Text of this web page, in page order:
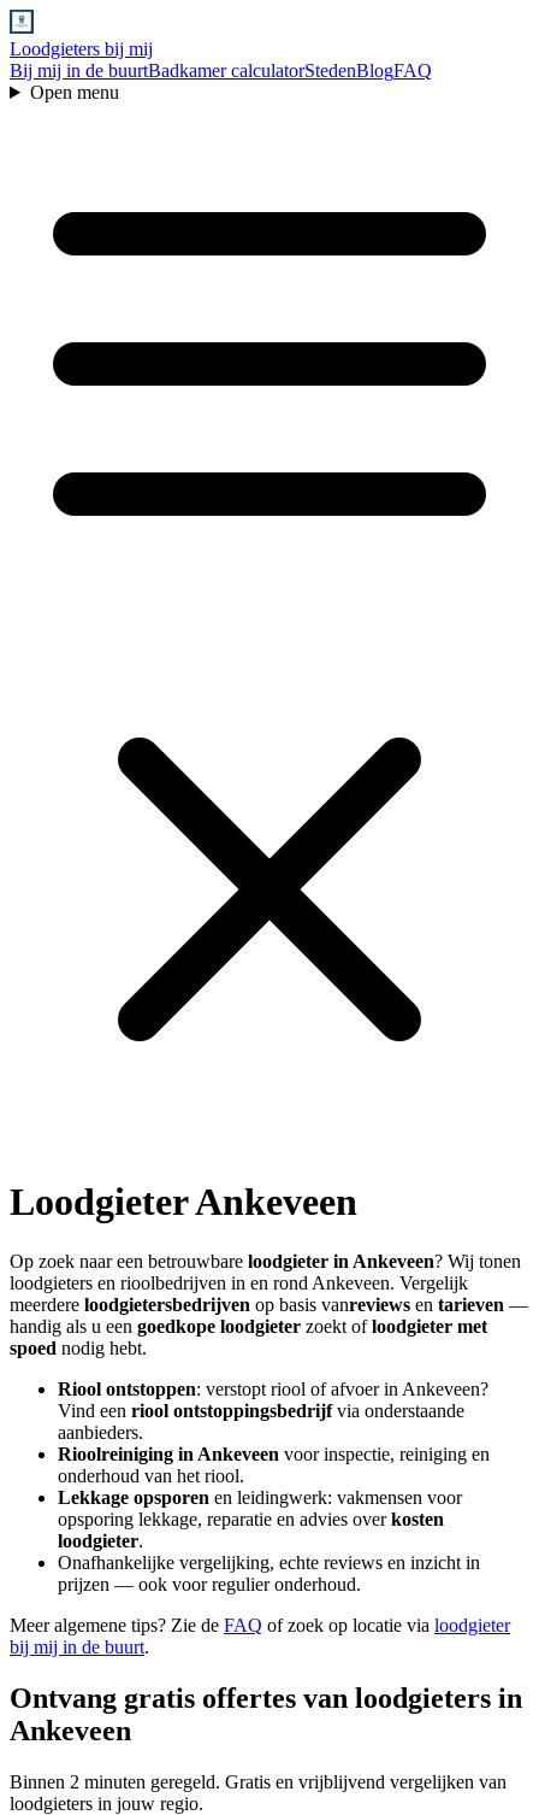
Loodgieters bij mij
Bij mij in de buurtBadkamer calculatorStedenBlogFAQ
Open menu
LoodgieterAnkeveen
Op zoek naar een betrouwbare loodgieter in Ankeveen? Wij tonen
loodgieters en rioolbedrijven in en rond Ankeveen. Vergelijk
meerdere loodgietersbedrijven op basis vanreviews en tarieven —
handig als u een goedkope loodgieter zoekt ofloodgieter met
spoed nodig hebt.
Riool ontstoppen: verstopt riool of afvoer in Ankeveen?
Vind een riool ontstoppingsbedrijfvia onderstaande
aanbieders.
Rioolreiniging in Ankeveen voor inspectie, reiniging en
onderhoud van het riool.
Lekkage opsporen en leidingwerk: vakmensen voor
opsporing lekkage, reparatie en advies overkosten
loodgieter.
Onafhankelijke vergelijking, echte reviews en inzicht in
prijzen — ook voor regulier onderhoud.
Meer algemene tips? Zie de FAQ of zoek op locatie via loodgieter
bij mij in de buurt.
Ontvang gratis offertes van loodgieters in
Ankeveen
Binnen 2 minuten geregeld. Gratis en vrijblijvend vergelijken van
loodgieters in jouw regio.